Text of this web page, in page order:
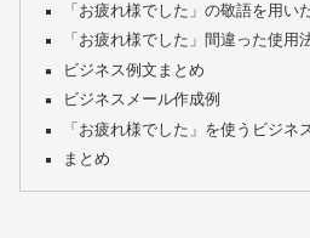
「お疲れ様でした」の敬語を用い
「お疲れ様でした」間違った使用
ビジネス例文まとめ
ビジネスメール作成例
「お疲れ様でした」を使うビジネ
まとめ